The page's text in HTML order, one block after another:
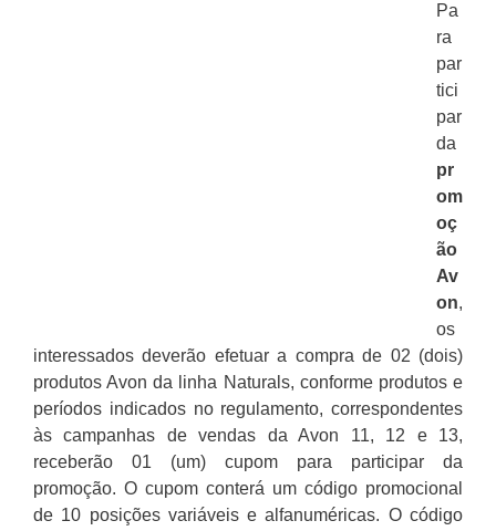
Pa
ra
par
tici
par
da
pr
om
oç
ão
Av
on,
os
interessados deverão efetuar a compra de 02 (dois)
produtos Avon da linha Naturals, conforme produtos e
períodos indicados no regulamento, correspondentes
às campanhas de vendas da Avon 11, 12 e 13,
receberão 01 (um) cupom para participar da
promoção. O cupom conterá um código promocional
de 10 posições variáveis e alfanuméricas. O código